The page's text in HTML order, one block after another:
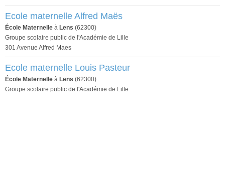
Ecole maternelle Alfred Maës
École Maternelle à Lens (62300)
Groupe scolaire public de l'Académie de Lille
301 Avenue Alfred Maes
Ecole maternelle Louis Pasteur
École Maternelle à Lens (62300)
Groupe scolaire public de l'Académie de Lille